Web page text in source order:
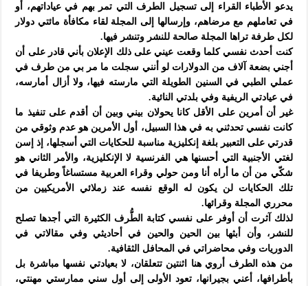
يدعو الأطباء القراء إلى تسجيل الطرف التي تمر بهم في عياداتهم، أو
في تعاملهم مع مرضاهم، وإرسالها إلى المجلة لقاء مكافأة مائتي دولار
لكل طرفة تراها المجلة صالحة للنشر وتنشر فيها.
كنت أحدث نفسي كلما وقعت عيني على ذلك الإعلان بأني قادر على أن
أجني بضعة آلاف من الدولارات لو أنني سجلت ما مر بي من طرف في
عملي الطبي في السنين الطويلة التي مارسته فيها، ولا أزال أمارسه،
في عيادتي الريفية وفي بلدتي النائية.
غير أن أمرين على الأقل كانا يحولان بيني وبين أن أقدم على تنفيذ ما
كانت نفسي تحدثني به في هذا السبيل، أول الأمرين هو عدم وثوقي من
قدرتي على التعبير بلغة إنكليزية مناسبة للحكايات التي أسجلها، إذ إسن
لغتي الأجنبية التي أحسنها هي الفرنسية لا الإنكليزية، والأمر الثاني هو
شكّي من أن ما أراه أنا ومن حولي وقراء العربية مستساغاً وطريفا في
تلك الحكايات لن يكون له الوقع نفسه عند زملائي الأمريكيين من
محرري المجلة وقرائها.
لذلك آثرت أن أوفر على نفسي كتابة الطُّرف الكثيرة التي أجدها تصلح
للنشر، وأن أبثها بين الحين والحين في أحاديثي وفي مقالاتي في
الدوريات وفي محاضراتي في المحافل الثقافية.
من هذه الطرف أروي هنا اثنتين تتعلقان، لا بعيادتي نفسها مباشرة بل
بأطرافها، أعني بجيرانها، تعود الأولى إلى أول سني ممارستي مهنتي،